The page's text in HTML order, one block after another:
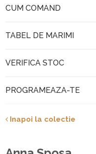
CUM COMAND
TABEL DE MARIMI
VERIFICA STOC
PROGRAMEAZA-TE
Inapoi la colectie